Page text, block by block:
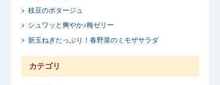
枝豆のポタージュ
シュワッと爽やか♪梅ゼリー
新玉ねぎたっぷり！春野菜のミモザサラダ
カテゴリ